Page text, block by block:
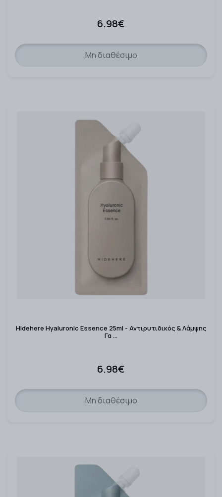
6.98€
Μη διαθέσιμο
Hidehere Hyaluronic Essence 25ml - Αντιρυτιδικός & Λάμψης
Γα …
6.98€
Μη διαθέσιμο